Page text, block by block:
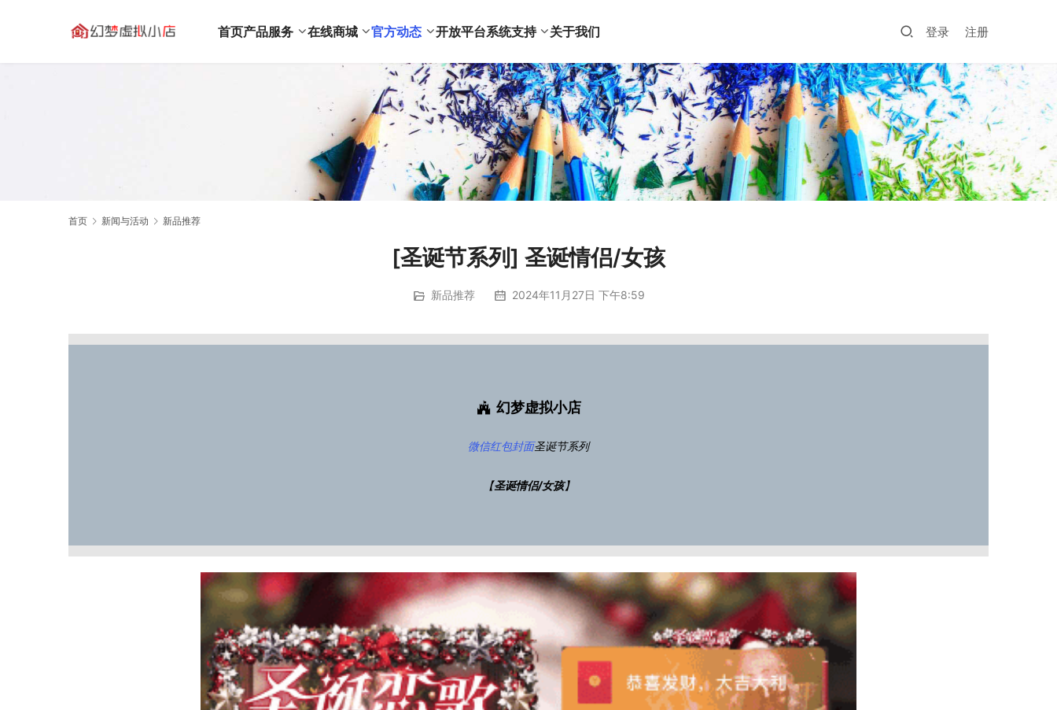
首页产品服务 在线商城 官方动态 开放平台系统支持 关于我们 登录 注册
首页 新闻与活动 新品推荐
[圣诞节系列] 圣诞情侣/女孩
新品推荐 2024年11月27日 下午8:59
幻梦虚拟小店
微信红包封面圣诞节系列
【圣诞情侣/女孩】